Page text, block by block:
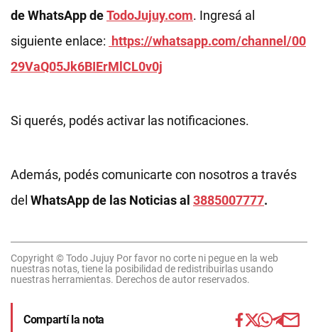
de WhatsApp deTodoJujuy.com. Ingresá al
siguiente enlace: https://whatsapp.com/channel/00
29VaQ05Jk6BIErMlCL0v0j
Si querés, podés activar las notificaciones.
Además, podés comunicarte con nosotros a través
del WhatsApp de las Noticias al 3885007777.
Copyright © Todo Jujuy Por favor no corte ni pegue en la web
nuestras notas, tiene la posibilidad de redistribuirlas usando
nuestras herramientas. Derechos de autor reservados.
Compartí la nota